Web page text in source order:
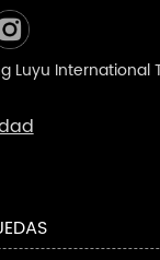
Luyu International